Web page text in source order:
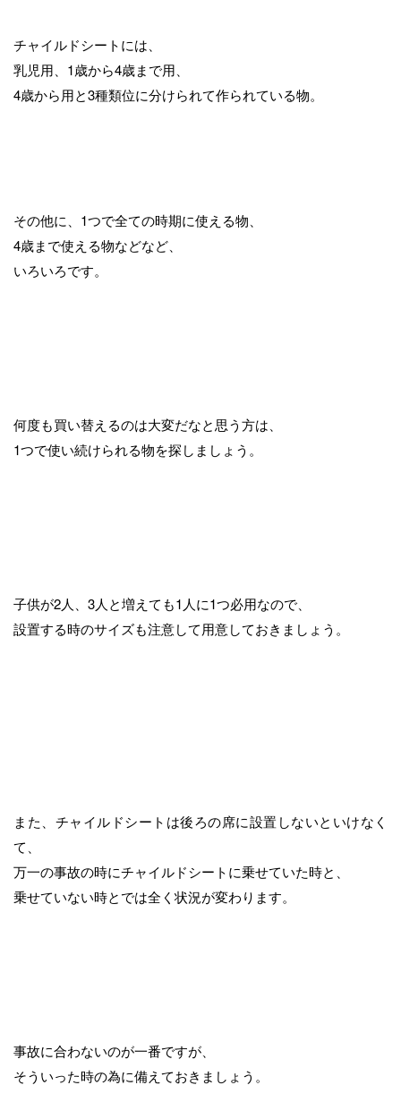
チャイルドシートには、
乳児用、1歳から4歳まで用、
4歳から用と3種類位に分けられて作られている物。
その他に、1つで全ての時期に使える物、
4歳まで使える物などなど、
いろいろです。
何度も買い替えるのは大変だなと思う方は、
1つで使い続けられる物を探しましょう。
子供が2人、3人と増えても1人に1つ必用なので、
設置する時のサイズも注意して用意しておきましょう。
また、チャイルドシートは後ろの席に設置しないといけなく
て、
万一の事故の時にチャイルドシートに乗せていた時と、
乗せていない時とでは全く状況が変わります。
事故に合わないのが一番ですが、
そういった時の為に備えておきましょう。